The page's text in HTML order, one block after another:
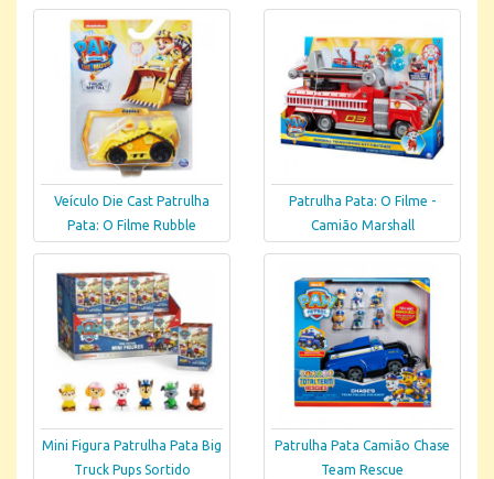
Veículo Die Cast Patrulha
Pata: O Filme Rubble
Patrulha Pata: O Filme -
Camião Marshall
Mini Figura Patrulha Pata Big
Truck Pups Sortido
Patrulha Pata Camião Chase
Team Rescue